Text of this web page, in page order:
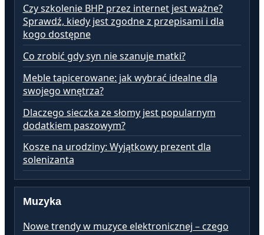
Czy szkolenie BHP przez internet jest ważne?
Sprawdź, kiedy jest zgodne z przepisami i dla
kogo dostępne
Co zrobić gdy syn nie szanuje matki?
Meble tapicerowane: jak wybrać idealne dla
swojego wnętrza?
Dlaczego sieczka ze słomy jest popularnym
dodatkiem paszowym?
Kosze na urodziny: Wyjątkowy prezent dla
solenizanta
Muzyka
Nowe trendy w muzyce elektronicznej – czego